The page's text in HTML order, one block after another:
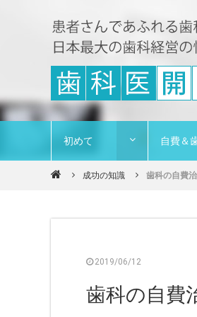
初めて 自費＆
成功の知識 歯科の自費
2019/06/12
歯科の自費